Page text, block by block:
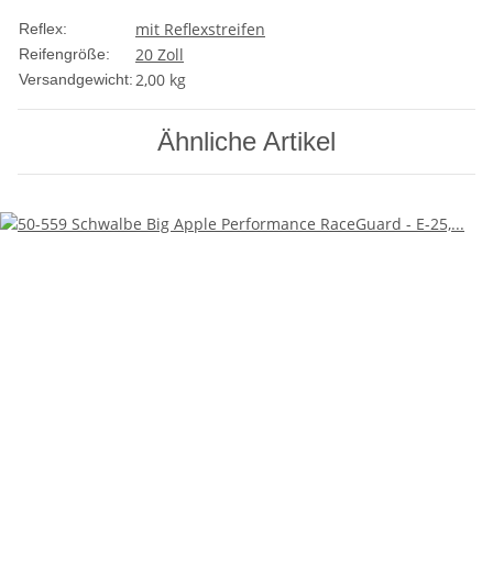
Reflex: mit Reflexstreifen
Reifengröße: 20 Zoll
Versandgewicht:2,00 kg
Ähnliche Artikel